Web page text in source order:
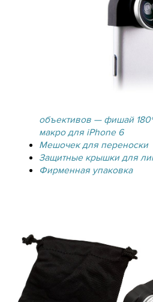
объективов — фишай
макро для iPhone 6
Мешочек для переноски
Защитные крышки для
Фирменная упаковка